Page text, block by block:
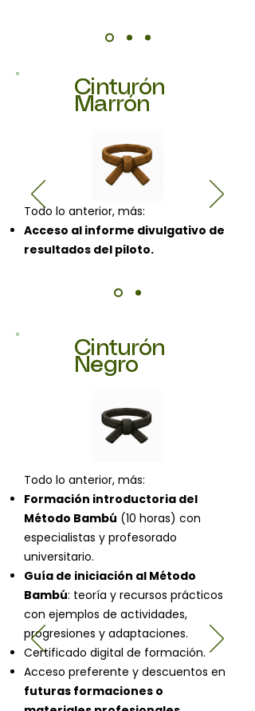
Cinturón
Marrón
Todo lo anterior, más:
Acceso al informe divulgativo de
resultados del piloto.
Cinturón
Negro
Todo lo anterior, más:
Formación introductoria del
Método Bambú (10 horas) con
especialistas y profesorado
universitario.
Guía de iniciación al Método
Bambú: teoría y recursos prácticos
con ejemplos de actividades,
progresiones y adaptaciones.
Certificado digital de formación.
Acceso preferente y descuentos en
futuras formaciones o